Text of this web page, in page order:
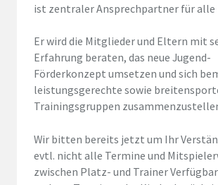
ist zentraler Ansprechpartner für alle
Er wird die Mitglieder und Eltern mit
Erfahrung beraten, das neue Jugend-
Förderkonzept umsetzen und sich
leistungsgerechte sowie
Trainingsgruppen
Wir bitten bereits jetzt um Ihr
evtl. nicht alle Termine und
zwischen Platz- und Trainer